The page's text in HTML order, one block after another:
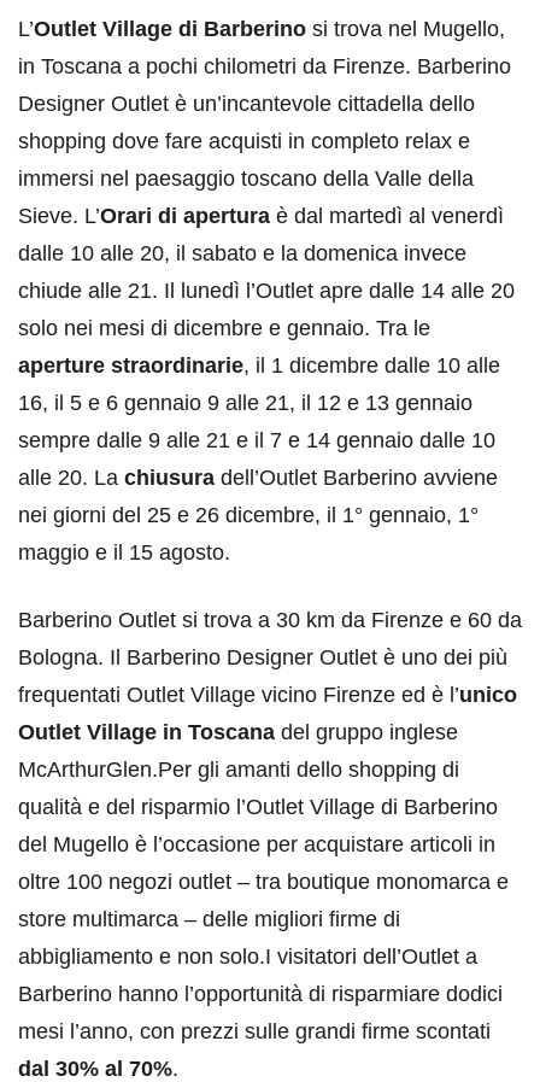
L’Outlet Village di Barberino si trova nel Mugello,
in Toscana a pochi chilometri da Firenze. Barberino
Designer Outlet è un’incantevole cittadella dello
shopping dove fare acquisti in completo relax e
immersi nel paesaggio toscano della Valle della
Sieve. L’Orari di apertura è dal martedì al venerdì
dalle 10 alle 20, il sabato e la domenica invece
chiude alle 21. Il lunedì l’Outlet apre dalle 14 alle 20
solo nei mesi di dicembre e gennaio. Tra le
aperture straordinarie, il 1 dicembre dalle 10 alle
16, il 5 e 6 gennaio 9 alle 21, il 12 e 13 gennaio
sempre dalle 9 alle 21 e il 7 e 14 gennaio dalle 10
alle 20. La chiusura dell’Outlet Barberino avviene
nei giorni del 25 e 26 dicembre, il 1° gennaio, 1°
maggio e il 15 agosto.
Barberino Outlet si trova a 30 km da Firenze e 60 da
Bologna. Il Barberino Designer Outlet è uno dei più
frequentati Outlet Village vicino Firenze ed è l’unico
Outlet Village in Toscana del gruppo inglese
McArthurGlen.Per gli amanti dello shopping di
qualità e del risparmio l’Outlet Village di Barberino
del Mugello è l’occasione per acquistare articoli in
oltre 100 negozi outlet – tra boutique monomarca e
store multimarca – delle migliori firme di
abbigliamento e non solo.I visitatori dell’Outlet a
Barberino hanno l’opportunità di risparmiare dodici
mesi l’anno, con prezzi sulle grandi firme scontati
dal 30% al 70%.